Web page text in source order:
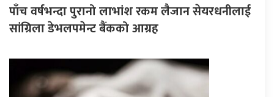
पाँच वर्षभन्दा पुरानो लाभांश रकम लैजान सेयरधनीलाई
सांग्रिला डेभलपमेन्ट बैंकको आग्रह